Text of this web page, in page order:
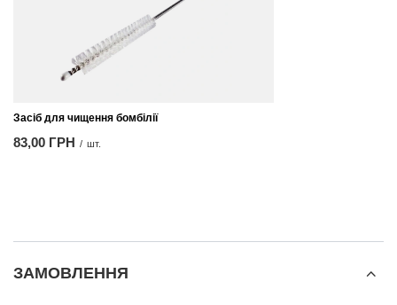
Засіб для чищення бомбілії
83,00 ГРН / шт.
ЗАМОВЛЕННЯ